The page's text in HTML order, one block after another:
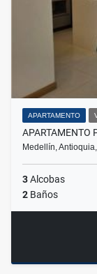
APARTAMENTO
APARTAMENTO
Medellín,
3Alcobas
2 Baños